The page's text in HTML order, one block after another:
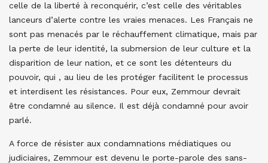
celle de la liberté à reconquérir, c’est celle des véritables
lanceurs d’alerte contre les vraies menaces. Les Français ne
sont pas menacés par le réchauffement climatique, mais par
la perte de leur identité, la submersion de leur culture et la
disparition de leur nation, et ce sont les détenteurs du
pouvoir, qui , au lieu de les protéger facilitent le processus
et interdisent les résistances. Pour eux, Zemmour devrait
être condamné au silence. Il est déjà condamné pour avoir
parlé.
A force de résister aux condamnations médiatiques ou
judiciaires, Zemmour est devenu le porte-parole des sans-